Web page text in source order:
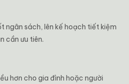
ngân sách, lên kế hoạch tiết kiệm
cần ưu tiên.
hơn cho gia đình hoặc người